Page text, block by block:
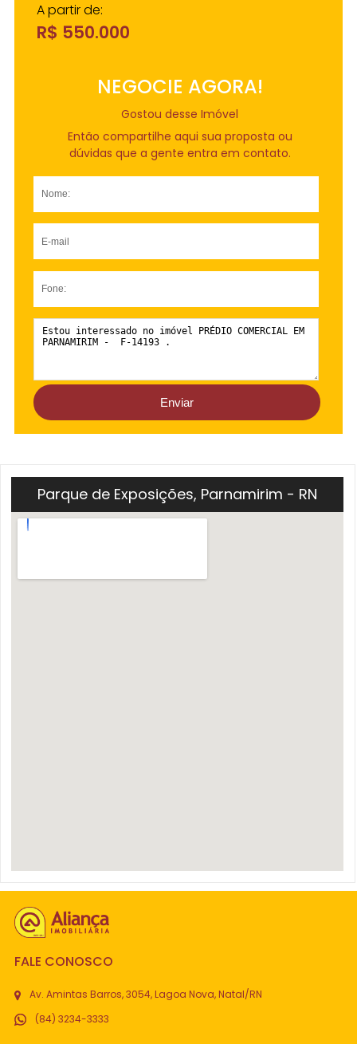
A partir de:
R$ 550.000
NEGOCIE AGORA!
Gostou desse Imóvel
Então compartilhe aqui sua proposta ou
dúvidas que a gente entra em contato.
Parque de Exposições, Parnamirim - RN
FALE CONOSCO
Av. Amintas Barros, 3054, Lagoa Nova, Natal/RN
(84) 3234-3333